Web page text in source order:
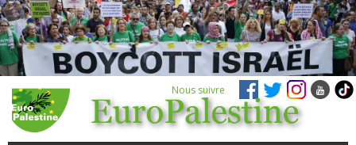
Nous suivre